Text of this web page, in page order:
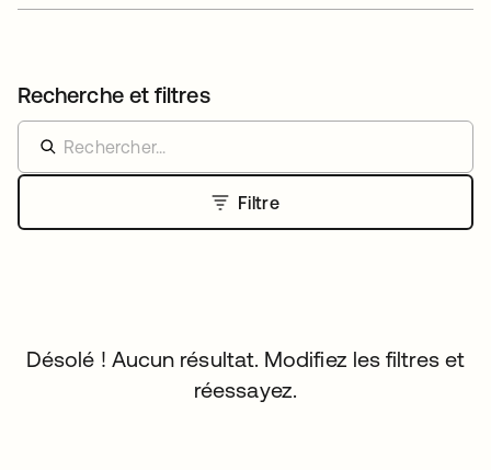
Recherche et filtres
Filtre
Désolé ! Aucun résultat. Modifiez les filtres et
réessayez.